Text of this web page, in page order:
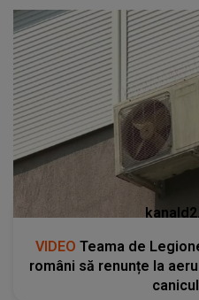
VIDEO Teama de
români să renunțe la